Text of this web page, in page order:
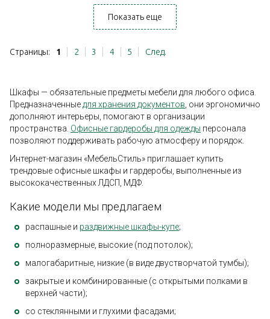
Показать еще
Страницы: 1 2 3 4 5 След.
Шкафы — обязательные предметы мебели для любого офиса.
Предназначенные для хранения документов , они эргономично
дополняют интерьеры, помогают в организации
пространства. Офисные гардеробы для одежды персонала
позволяют поддерживать рабочую атмосферу и порядок.
Интернет-магазин «МебельСтиль» приглашает купить
трендовые офисные шкафы и гардеробы, выполненные из
высококачественных ЛДСП, МДФ.
Какие модели мы предлагаем
распашные и раздвижные шкафы-купе;
полноразмерные, высокие (под потолок);
малогабаритные, низкие (в виде двустворчатой тумбы);
закрытые и комбинированные (с открытыми полками в
верхней части);
со стеклянными и глухими фасадами;